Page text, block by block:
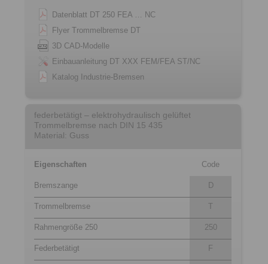
Datenblatt DT 250 FEA … NC
Flyer Trommelbremse DT
3D CAD-Modelle
Einbauanleitung DT XXX FEM/FEA ST/NC
Katalog Industrie-Bremsen
federbetätigt – elektrohydraulisch gelüftet
Trommelbremse nach DIN 15 435
Material: Guss
Eigenschaften Code
Bremszange D
Trommelbremse T
Rahmengröße 250 250
Federbetätigt F